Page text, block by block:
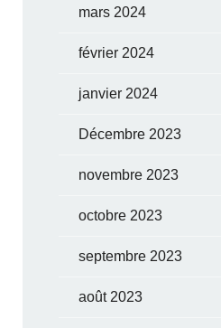
mars 2024
février 2024
janvier 2024
Décembre 2023
novembre 2023
octobre 2023
septembre 2023
août 2023